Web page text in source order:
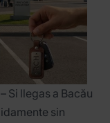
– Si llegas a Bacău
sin